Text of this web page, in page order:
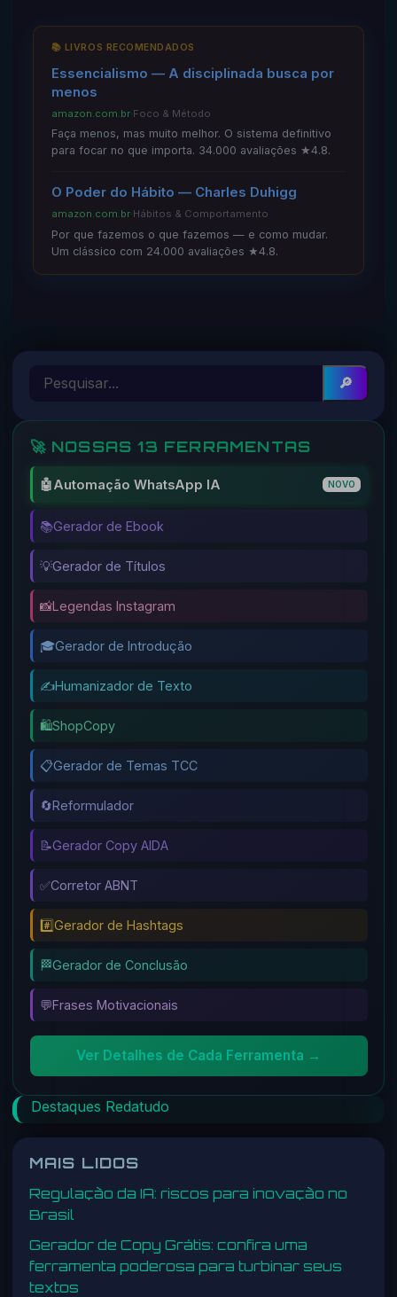
📚 LIVROS RECOMENDADOS
Essencialismo — A disciplinada busca por
menos
amazon.com.br·Foco & Método
Faça menos, mas muito melhor. O sistema definitivo
para focar no que importa. 34.000 avaliações ★4.8.
O Poder do Hábito — Charles Duhigg
amazon.com.br·Hábitos & Comportamento
Por que fazemos o que fazemos — e como mudar.
Um clássico com 24.000 avaliações ★4.8.
🔎
🚀 NOSSAS 13 FERRAMENTAS
🤖Automação WhatsApp IA NOVO
📚Gerador de Ebook
💡Gerador de Títulos
📸Legendas Instagram
🎓Gerador de Introdução
✍️Humanizador de Texto
🛍️ShopCopy
📋Gerador de Temas TCC
🔄Reformulador
📝Gerador Copy AIDA
✅Corretor ABNT
#️⃣Gerador de Hashtags
🏁Gerador de Conclusão
💬Frases Motivacionais
Ver Detalhes de Cada Ferramenta →
Destaques Redatudo
MAIS LIDOS
Regulação da IA: riscos para inovação no
Brasil
Gerador de Copy Grátis: confira uma
ferramenta poderosa para turbinar seus
textos